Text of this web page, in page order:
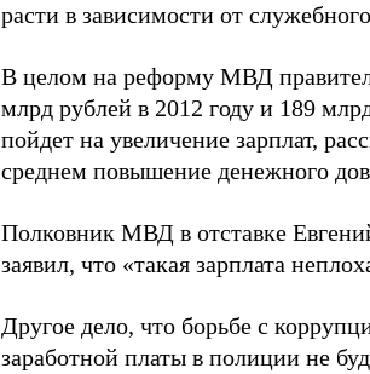
расти в зависимости от
В целом на реформу МВД
млрд рублей в 2012 году и 189
пойдет на увеличение зарплат,
среднем повышение денежного
Полковник МВД в отставке
заявил, что «такая зарплата
Другое дело, что борьбе с
заработной платы в полиции не